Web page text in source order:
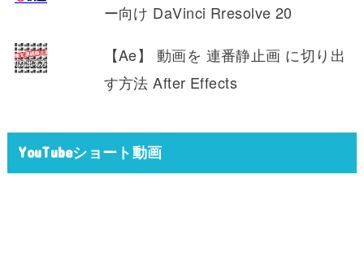
ー向け DaVinci Rresolve 20
【Ae】 動画を 連番静止画 に切り出
す方法 After Effects
YouTubeショート動画